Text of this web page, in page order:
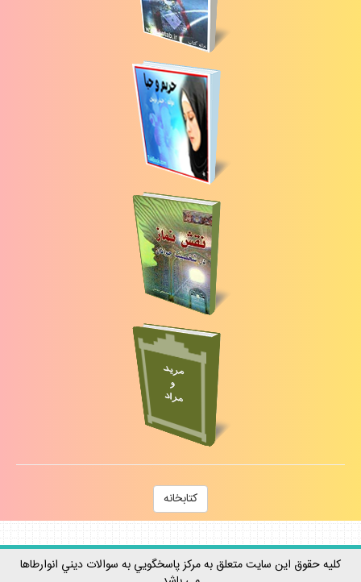
كتابخانه
كليه حقوق اين سايت متعلق به مركز پاسخگويي به سوالات ديني انوارطاها